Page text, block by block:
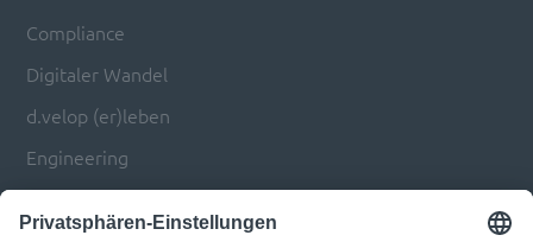
Compliance
Digitaler Wandel
d.velop (er)leben
Engineering
Automatisierung von Prozessen
Transformation von Branchen & Märkten